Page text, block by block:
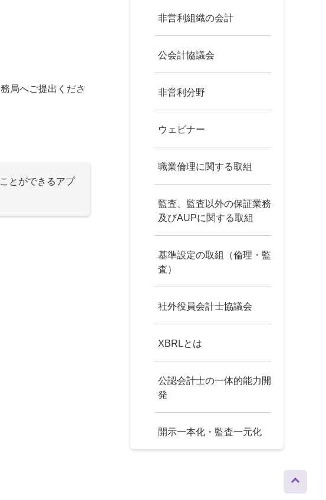
局へご提出くださ
とができるアプ
非営利組織の会計
公会計協議会
非営利分野
ウェビナー
職業倫理に関する取組
監査、監査以外の保証業務
及びAUPに関する取組
基準設定の取組（倫理・監
査）
社外役員会計士協議会
XBRLとは
公認会計士の一体的能力開
発
開示一本化・監査一元化
ップへ